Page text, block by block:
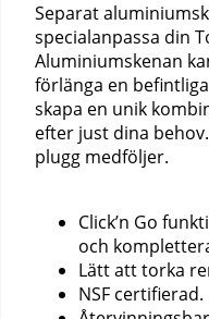
Separat
specialanpassa din
Aluminiumskenan
förlänga en
skapa en unik
efter just dina
plugg medföljer.
Click’n Go
och
Lätt att torka
NSF certifierad.